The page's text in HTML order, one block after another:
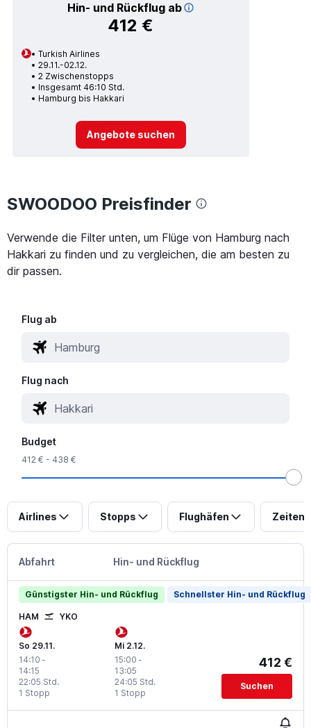
Hin- und Rückflug ab
412 €
Turkish Airlines
29.11.-02.12.
2 Zwischenstopps
Insgesamt 46:10 Std.
Hamburg bis Hakkari
Angebote suchen
SWOODOO Preisfinder
Verwende die Filter unten, um Flüge von Hamburg nach
Hakkari zu finden und zu vergleichen, die am besten zu
dir passen.
Flug ab
Flug nach
Budget
412 € - 438 €
Airlines Stopps Flughäfen Zeiten
Abfahrt Hin- und Rückflug
Günstigster Hin- und Rückflug Schnellster Hin- und Rückflug
HAM YKO
So 29.11.
14:10 -
14:15
1 Stopp
22:05 Std.
Mi 2.12.
15:00 -
13:05
1 Stopp
24:05 Std.
412 €
Suchen